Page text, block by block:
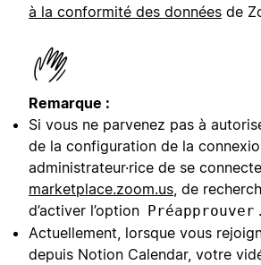
à la conformité des données de
Remarque :
Si vous ne parvenez pas à
de la configuration de la
administrateur·rice de se
marketplace.zoom.us , de
d’activer l’option Préapprouver .
Actuellement, lorsque vous
depuis Notion Calendar, votre